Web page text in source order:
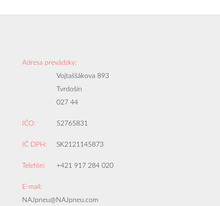
Adresa prevádzky:
Vojtaššákova 893
Tvrdošín
027 44
IČO: 52765831
IČ DPH: SK2121145873
Telefón: +421 917 284 020
E-mail:
NAJpneu@NAJpneu.com